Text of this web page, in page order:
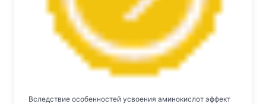
Вследствие особенностей усвоения аминокислот эффект